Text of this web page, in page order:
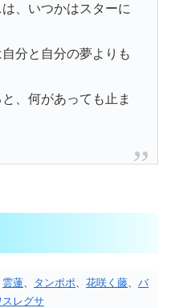
、いつかはスターに
分と自分の夢よりも
、何があっても止ま
雲蓮 タンポポ 花咲く藤
バ
スレグサ